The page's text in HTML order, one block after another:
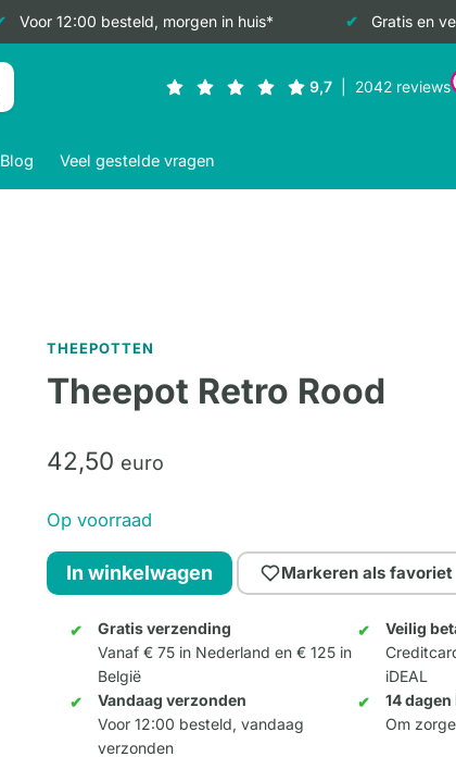
Voor 12:00 besteld, morgen in huis* Gratis en
Blog Veel gestelde vragen
THEEPOTTEN
Theepot Retro Rood
42,50 euro
Op voorraad
Theepot
Retro
Rood
aantal
In winkelwagen Markeren als favoriet
Gratis verzending
Vanaf € 75 in Nederland en € 125 in
België
Veilig
iDEAL
Vandaag verzonden
Voor 12:00 besteld, vandaag
verzonden
14
Om